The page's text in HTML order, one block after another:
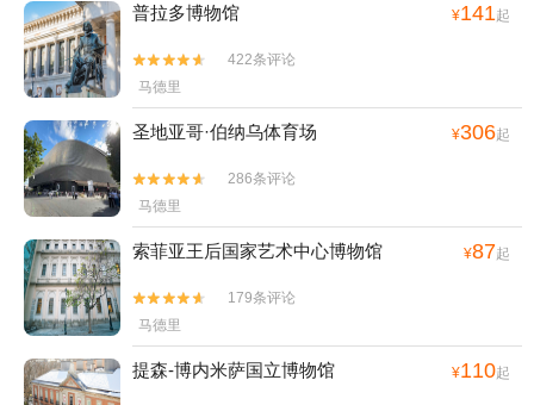
普拉多博物馆 ¥141起


422条评论
马德里
圣地亚哥·伯纳乌体育场 ¥306起


286条评论
马德里
索菲亚王后国家艺术中心博物馆 ¥87起


179条评论
马德里
提森-博内米萨国立博物馆 ¥110起